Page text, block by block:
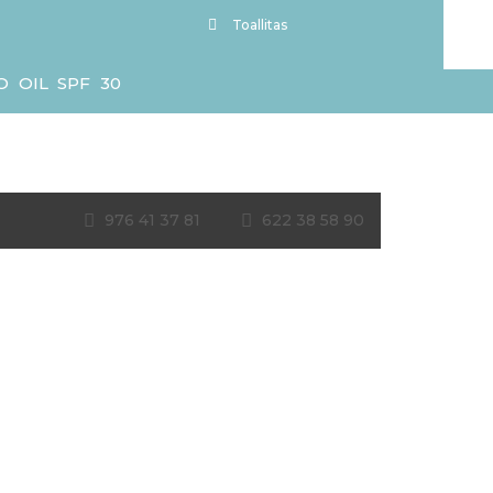
Toallitas
OIL SPF 30
976 41 37 81 622 38 58 90